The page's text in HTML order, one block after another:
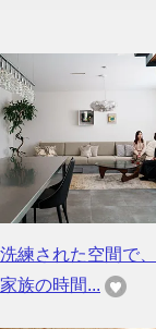
洗練された空間で、
家族の時間...